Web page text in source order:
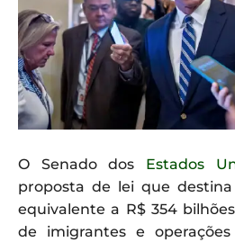
O Senado dos Estados
proposta de lei que
equivalente a R$ 354
de imigrantes e